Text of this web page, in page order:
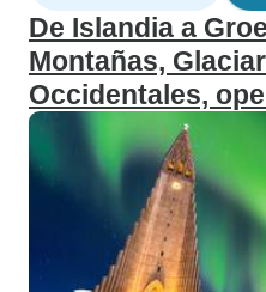
De Islandia a
Montañas,
Occidentales,